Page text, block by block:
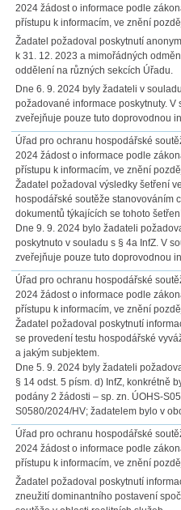
2024 žádost o informace podle
přístupu k informacím, ve znění
Žadatel požadoval poskytnutí
k 31. 12. 2023 a mimořádných
oddělení na různých sekcích Úřadu.
Dne 6. 9. 2024 byly žadateli v
požadované informace poskytnuty. V
zveřejňuje pouze tuto doprovodnou
Úřad pro ochranu hospodářské
2024 žádost o informace podle
přístupu k informacím, ve znění
Žadatel požadoval výsledky šetření
hospodářské soutěže stanovováním
dokumentů týkajících se tohoto
Dne 9. 9. 2024 bylo žadateli
poskytnuto v souladu s § 4a InfZ. V
zveřejňuje pouze tuto doprovodnou
Úřad pro ochranu hospodářské
2024 žádost o informace podle
přístupu k informacím, ve znění
Žadatel požadoval poskytnutí
se provedení testu hospodářské
a jakým subjektem.
Dne 5. 9. 2024 byly žadateli
§ 14 odst. 5 písm. d) InfZ, konkrétně
podány 2 žádosti – sp. zn. ÚOHS-
S0580/2024/HV; žadatelem bylo v
Úřad pro ochranu hospodářské
2024 žádost o informace podle
přístupu k informacím, ve znění
Žadatel požadoval poskytnutí
zneužití dominantního postavení